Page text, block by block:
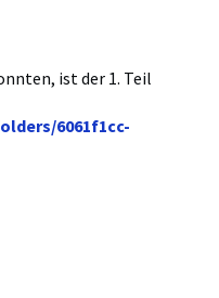
ist der 1. Teil
6061f1cc-